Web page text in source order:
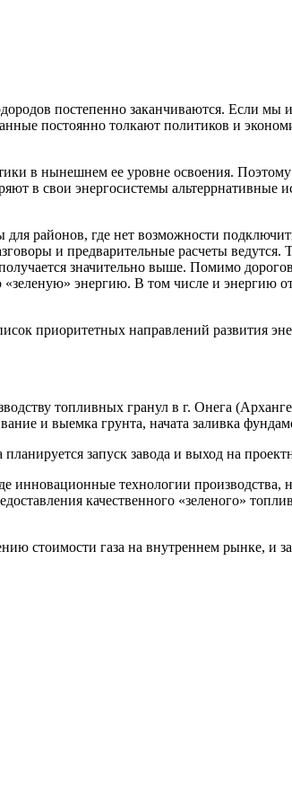
постепенно заканчиваются. Если мы
постоянно толкают политиков и
в нынешнем ее уровне освоения.
в свои энергосистемы альтеррнативные
районов, где нет возможности
и предварительные расчеты
значительно выше. Помимо
энергию. В том числе и энергию
приоритетных направлений развития
топливных гранул в г. Онега
и выемка грунта, начата заливка
запуск завода и выход на
инновационные технологии производства,
качественного «зеленого»
стоимости газа на внутреннем рынке, и